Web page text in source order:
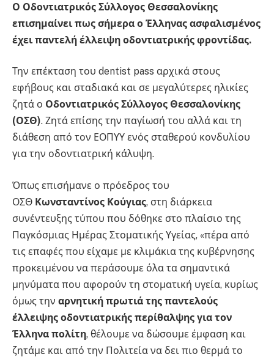
Ο Οδοντιατρικός Σύλλογος Θεσσαλονίκης
επισημαίνει πως σήμερα ο Έλληνας ασφαλισμένος
έχει παντελή έλλειψη οδοντιατρικής φροντίδας.
Την επέκταση του dentist pass αρχικά στους
εφήβους και σταδιακά και σε μεγαλύτερες ηλικίες
ζητά ο Οδοντιατρικός Σύλλογος Θεσσαλονίκης
(ΟΣΘ). Ζητά επίσης την παγίωσή του αλλά και τη
διάθεση από τον ΕΟΠΥΥ ενός σταθερού κονδυλίου
για την οδοντιατρική κάλυψη.
Όπως επισήμανε ο πρόεδρος του
ΟΣΘ Κωνσταντίνος Κούγιας, στη διάρκεια
συνέντευξης τύπου που δόθηκε στο πλαίσιο της
Παγκόσμιας Ημέρας Στοματικής Υγείας, «πέρα από
τις επαφές που είχαμε με κλιμάκια της κυβέρνησης
προκειμένου να περάσουμε όλα τα σημαντικά
μηνύματα που αφορούν τη στοματική υγεία, κυρίως
όμως την αρνητική πρωτιά της παντελούς
έλλειψης οδοντιατρικής περίθαλψης για τον
Έλληνα πολίτη, θέλουμε να δώσουμε έμφαση και
ζητάμε και από την Πολιτεία να δει πιο θερμά το